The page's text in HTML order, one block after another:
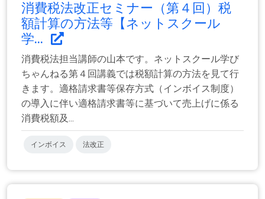
消費税法改正セミナー（第４回）税
額計算の方法等【ネットスクール
学...
消費税法担当講師の山本です。ネットスクール学び
ちゃんねる第４回講義では税額計算の方法を見て行
きます。適格請求書等保存方式（インボイス制度）
の導入に伴い適格請求書等に基づいて売上げに係る
消費税額及...
インボイス 法改正